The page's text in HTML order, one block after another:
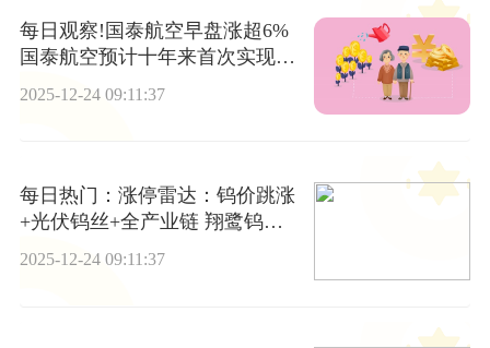
每日观察!国泰航空早盘涨超6%
国泰航空预计十年来首次实现连
2025-12-24 09:11:37
每日热门：涨停雷达：钨价跳涨
+光伏钨丝+全产业链 翔鹭钨业
触及涨停
2025-12-24 09:11:37